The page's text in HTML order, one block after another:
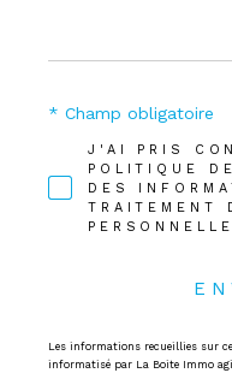
J'AI PRIS
POLITIQUE
DES
TRAITEMENT
* Champ obligatoire
Les informations recueillies sur
informatisé par La Boite Immo